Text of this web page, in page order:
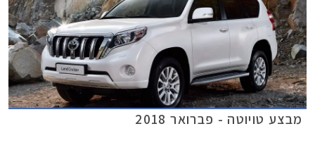
מבצע טויוטה - פברואר 2018